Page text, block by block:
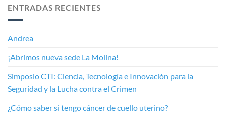
ENTRADAS RECIENTES
Andrea
¡Abrimos nueva sede La Molina!
Simposio CTI: Ciencia, Tecnología e Innovación para la
Seguridad y la Lucha contra el Crimen
¿Cómo saber si tengo cáncer de cuello uterino?